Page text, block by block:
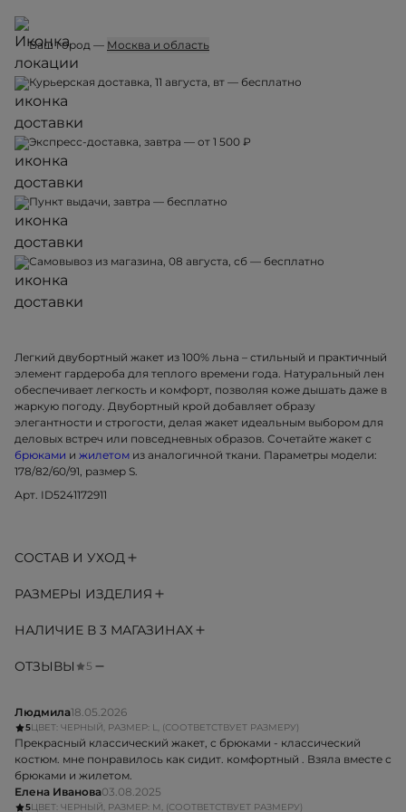
Ваш город — Москва и область
Курьерская доставка, 11 августа, вт — бесплатно
Экспресс-доставка, завтра — от 1 500 ₽
Пункт выдачи, завтра — бесплатно
Самовывоз из магазина, 08 августа, сб — бесплатно
Легкий двубортный жакет из 100% льна – стильный и практичный
элемент гардероба для теплого времени года. Натуральный лен
обеспечивает легкость и комфорт, позволяя коже дышать даже в
жаркую погоду. Двубортный крой добавляет образу
элегантности и строгости, делая жакет идеальным выбором для
деловых встреч или повседневных образов. Сочетайте жакет с
брюками и жилетом из аналогичной ткани. Параметры модели:
178/82/60/91, размер S.
Арт. ID5241172911
СОСТАВ И УХОД
РАЗМЕРЫ ИЗДЕЛИЯ
НАЛИЧИЕ В 3 МАГАЗИНАХ
ОТЗЫВЫ 5
Людмила18.05.2026
5ЦВЕТ: ЧЕРНЫЙ, РАЗМЕР: L, (СООТВЕТСТВУЕТ РАЗМЕРУ)
Прекрасный классический жакет, с брюками - классический
костюм. мне понравилось как сидит. комфортный . Взяла вместе с
брюками и жилетом.
Елена Иванова03.08.2025
5ЦВЕТ: ЧЕРНЫЙ, РАЗМЕР: M, (СООТВЕТСТВУЕТ РАЗМЕРУ)